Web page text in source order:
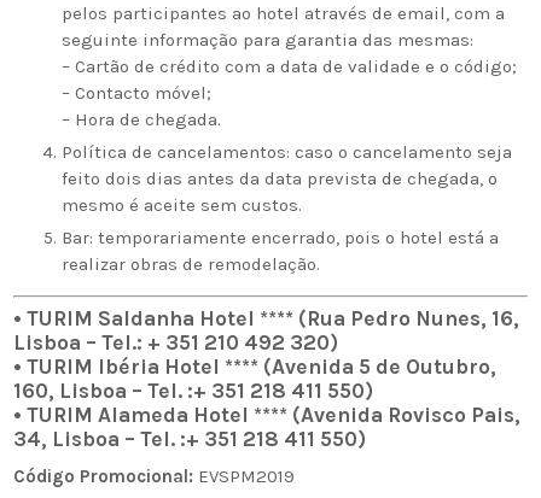
pelos participantes ao hotel através de email, com a
seguinte informação para garantia das mesmas:
– Cartão de crédito com a data de validade e o código;
– Contacto móvel;
– Hora de chegada.
Política de cancelamentos: caso o cancelamento seja
feito dois dias antes da data prevista de chegada, o
mesmo é aceite sem custos.
Bar: temporariamente encerrado, pois o hotel está a
realizar obras de remodelação.
• TURIM Saldanha Hotel **** (Rua Pedro Nunes, 16,
Lisboa – Tel.: + 351 210 492 320)
• TURIM Ibéria Hotel **** (Avenida 5 de Outubro,
160, Lisboa – Tel. :+ 351 218 411 550)
• TURIM Alameda Hotel **** (Avenida Rovisco Pais,
34, Lisboa – Tel. :+ 351 218 411 550)
Código Promocional: EVSPM2019